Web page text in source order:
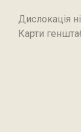
Дислокація
Карти